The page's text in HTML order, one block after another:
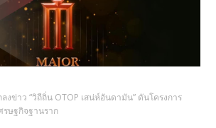
งข่าว “วิถีถิ่น OTOP เสน่ห์อันดามัน” ดันโครงการ
รษฐกิจฐานราก